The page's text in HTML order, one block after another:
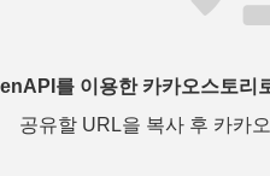
를 이용한 카카오스토리
공유할 URL을 복사 후 카카